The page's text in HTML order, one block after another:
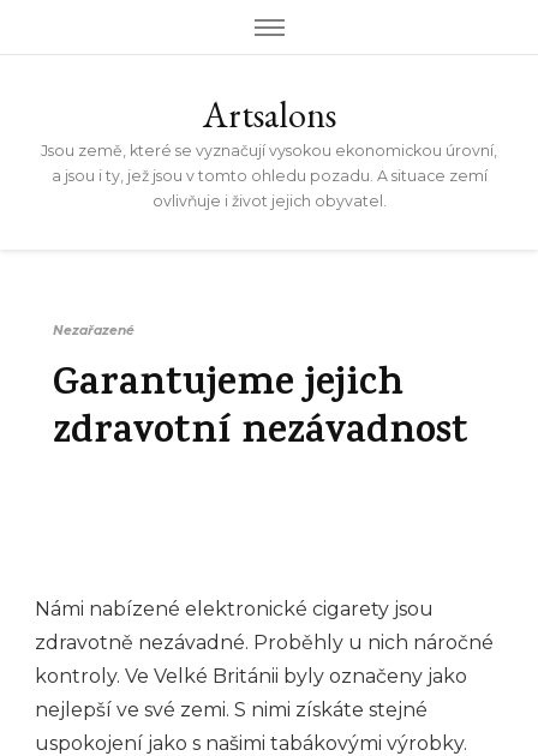
Artsalons
Jsou země, které se vyznačují vysokou ekonomickou úrovní,
a jsou i ty, jež jsou v tomto ohledu pozadu. A situace zemí
ovlivňuje i život jejich obyvatel.
Nezařazené
Garantujeme jejich
zdravotní nezávadnost
Námi nabízené elektronické cigarety jsou
zdravotně nezávadné. Proběhly u nich náročné
kontroly. Ve Velké Británii byly označeny jako
nejlepší ve své zemi. S nimi získáte stejné
uspokojení jako s našimi tabákovými výrobky.